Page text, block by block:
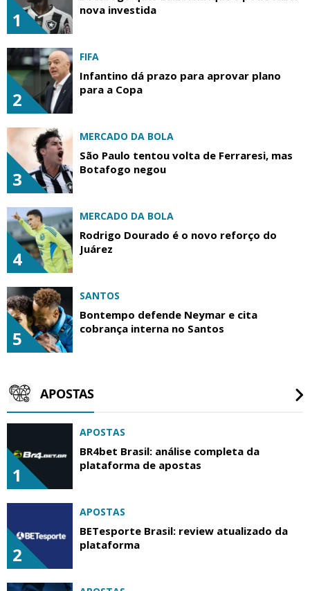
1
nova investida
2
FIFA
Infantino dá prazo para aprovar plano
para a Copa
3
MERCADO DA BOLA
São Paulo tentou volta de Ferraresi, mas
Botafogo negou
4
MERCADO DA BOLA
Rodrigo Dourado é o novo reforço do
Juárez
5
SANTOS
Bontempo defende Neymar e cita
cobrança interna no Santos
APOSTAS
1
APOSTAS
BR4bet Brasil: análise completa da
plataforma de apostas
2
APOSTAS
BETesporte Brasil: review atualizado da
plataforma